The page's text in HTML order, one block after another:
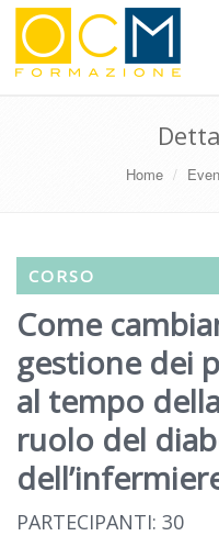
Home
CORSO
Come
gestione dei
al tempo
ruolo del
PARTECIPANTI: 30